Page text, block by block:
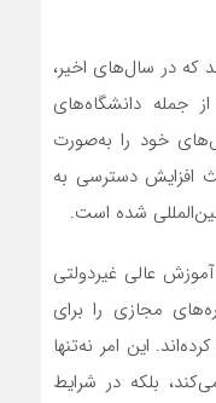
در سال‌های اخیر،
جمله دانشگاه‌های
خود را به‌صورت
افزایش دسترسی به
شده است.
عالی غیردولتی
مجازی را برای
این امر نه‌تنها
بلکه در شرایط